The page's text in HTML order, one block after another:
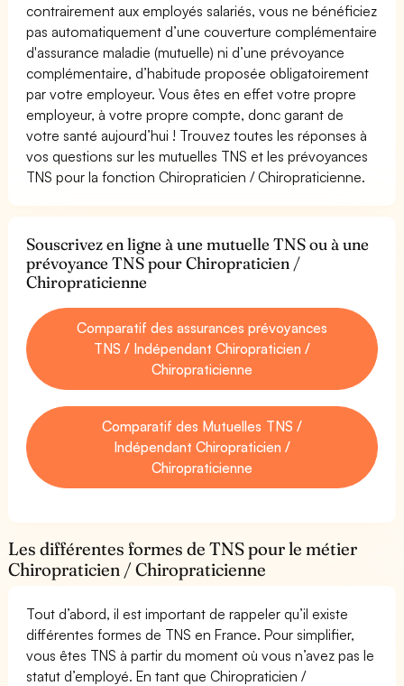
contrairement aux employés salariés, vous ne bénéficiez
pas automatiquement d’une couverture complémentaire
d'assurance maladie (mutuelle) ni d’une prévoyance
complémentaire, d’habitude proposée obligatoirement
par votre employeur. Vous êtes en effet votre propre
employeur, à votre propre compte, donc garant de
votre santé aujourd’hui ! Trouvez toutes les réponses à
vos questions sur les mutuelles TNS et les prévoyances
TNS pour la fonction Chiropraticien / Chiropraticienne.
Souscrivez en ligne à une mutuelle TNS ou à une
prévoyance TNS pour Chiropraticien /
Chiropraticienne
Comparatif des assurances prévoyances
TNS / Indépendant Chiropraticien /
Chiropraticienne
Comparatif des Mutuelles TNS /
Indépendant Chiropraticien /
Chiropraticienne
Les différentes formes de TNS pour le métier
Chiropraticien / Chiropraticienne
Tout d’abord, il est important de rappeler qu’il existe
différentes formes de TNS en France. Pour simplifier,
vous êtes TNS à partir du moment où vous n’avez pas le
statut d’employé. En tant que Chiropraticien /